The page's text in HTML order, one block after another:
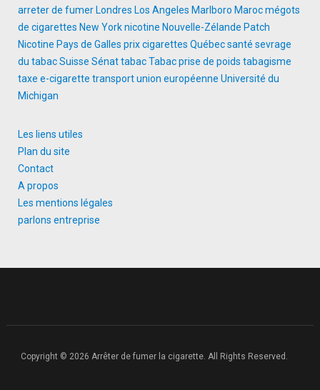
arreter de fumer Londres Los Angeles Marlboro Marocmégots
de cigarettes New Yorknicotine Nouvelle-Zélande Patch
Nicotine Pays de Galles prix cigarettes Québecsanté sevrage
du tabacSuisse SénattabacTabac prise de poids tabagisme
taxe e-cigarette transportunion européenne Université du
Michigan
Les liens utiles
Plan du site
Contact
A propos
Les mentions légales
parlons entreprise
Copyright © 2026 Arrêter de fumer la cigarette. All Rights Reserved.